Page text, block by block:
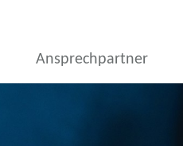
Ansprechpartner